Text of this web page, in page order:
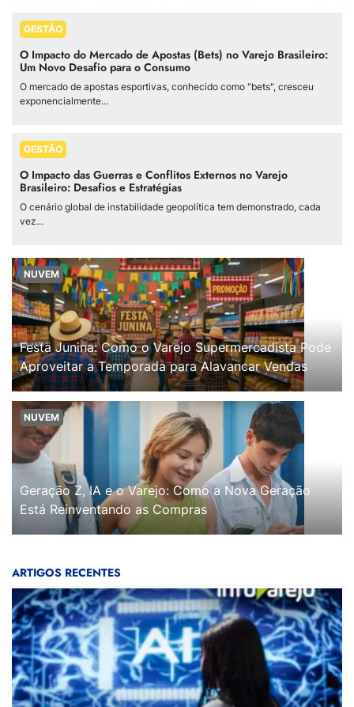
GESTÃO
O Impacto do Mercado de Apostas (Bets) no Varejo Brasileiro:
Um Novo Desafio para o Consumo
O mercado de apostas esportivas, conhecido como "bets", cresceu
exponencialmente...
GESTÃO
O Impacto das Guerras e Conflitos Externos no Varejo
Brasileiro: Desafios e Estratégias
O cenário global de instabilidade geopolítica tem demonstrado, cada
vez...
NUVEM
Festa Junina: Como o Varejo Supermercadista Pode
Aproveitar a Temporada para Alavancar Vendas
NUVEM
Geração Z, IA e o Varejo: Como a Nova Geração
Está Reinventando as Compras
ARTIGOS RECENTES